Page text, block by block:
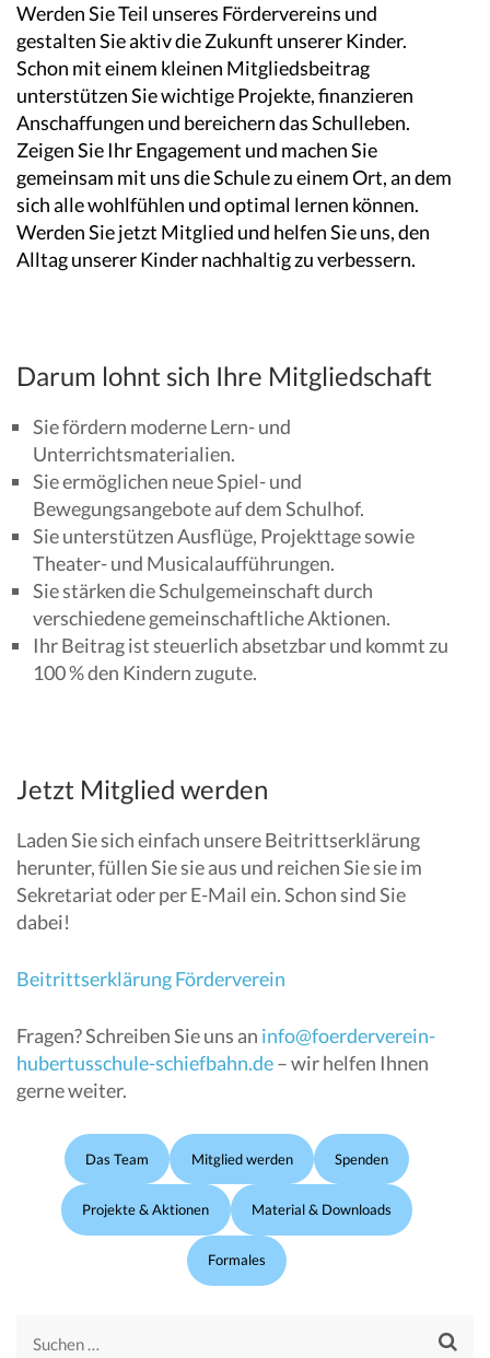
Werden Sie Teil unseres Fördervereins und
gestalten Sie aktiv die Zukunft unserer Kinder.
Schon mit einem kleinen Mitgliedsbeitrag
unterstützen Sie wichtige Projekte, finanzieren
Anschaffungen und bereichern das Schulleben.
Zeigen Sie Ihr Engagement und machen Sie
gemeinsam mit uns die Schule zu einem Ort, an dem
sich alle wohlfühlen und optimal lernen können.
Werden Sie jetzt Mitglied und helfen Sie uns, den
Alltag unserer Kinder nachhaltig zu verbessern.
Darum lohnt sich Ihre Mitgliedschaft
Sie fördern moderne Lern- und
Unterrichtsmaterialien.
Sie ermöglichen neue Spiel- und
Bewegungsangebote auf dem Schulhof.
Sie unterstützen Ausflüge, Projekttage sowie
Theater- und Musicalaufführungen.
Sie stärken die Schulgemeinschaft durch
verschiedene gemeinschaftliche Aktionen.
Ihr Beitrag ist steuerlich absetzbar und kommt zu
100 % den Kindern zugute.
Jetzt Mitglied werden
Laden Sie sich einfach unsere Beitrittserklärung
herunter, füllen Sie sie aus und reichen Sie sie im
Sekretariat oder per E-Mail ein. Schon sind Sie
dabei!
Beitrittserklärung Förderverein
Fragen? Schreiben Sie uns an info@foerderverein-
hubertusschule-schiefbahn.de– wir helfen Ihnen
gerne weiter.
Das Team Mitglied werden Spenden
Projekte & Aktionen Material & Downloads
Formales
Suchen